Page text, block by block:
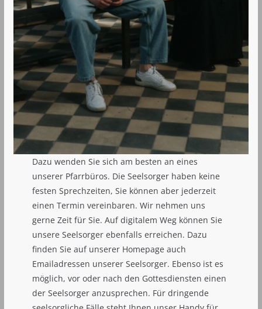
Dazu wenden Sie sich am besten an eines
unserer Pfarrbüros. Die Seelsorger haben keine
festen Sprechzeiten, Sie können aber jederzeit
einen Termin vereinbaren. Wir nehmen uns
gerne Zeit für Sie. Auf digitalem Weg können Sie
unsere Seelsorger ebenfalls erreichen. Dazu
finden Sie auf unserer Homepage auch
Emailadressen unserer Seelsorger. Ebenso ist es
möglich, vor oder nach den Gottesdiensten einen
der Seelsorger anzusprechen. Für dringende